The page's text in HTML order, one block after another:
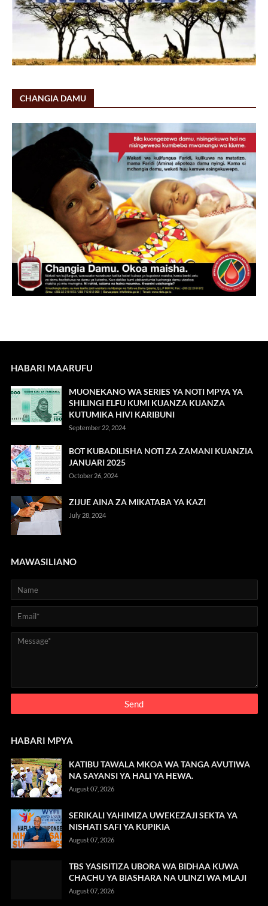
CHANGIA DAMU
HABARI MAARUFU
MUONEKANO WA SERIES YA NOTI MPYA YA
SHILINGI ELFU KUMI KUANZA KUANZA
KUTUMIKA HIVI KARIBUNI
September 22, 2024
BOT KUBADILISHA NOTI ZA ZAMANI KUANZIA
JANUARI 2025
October 26, 2024
ZIJUE AINA ZA MIKATABA YA KAZI
July 28, 2024
MAWASILIANO
HABARI MPYA
KATIBU TAWALA MKOA WA TANGA AVUTIWA
NA SAYANSI YA HALI YA HEWA.
August 07, 2026
SERIKALI YAHIMIZA UWEKEZAJI SEKTA YA
NISHATI SAFI YA KUPIKIA
August 07, 2026
TBS YASISITIZA UBORA WA BIDHAA KUWA
CHACHU YA BIASHARA NA ULINZI WA MLAJI
August 07, 2026